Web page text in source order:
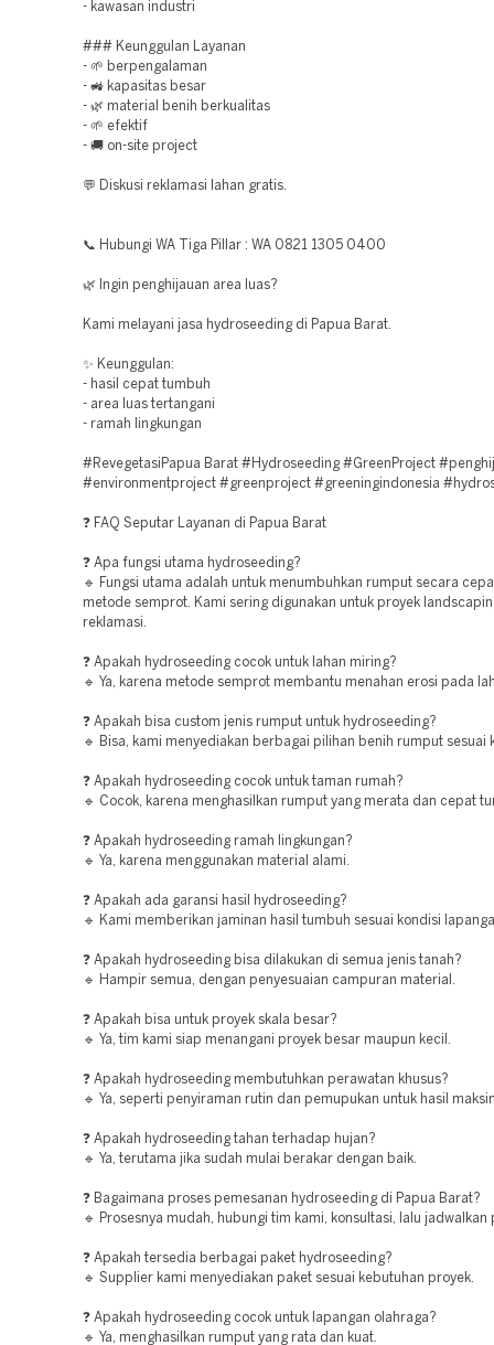
- kawasan industri
### Keunggulan Layanan
- 🌱 berpengalaman
- 🚜 kapasitas besar
- 🌿 material benih berkualitas
- 🌱 efektif
- 🚚 on-site project
💬 Diskusi reklamasi lahan gratis.
📞 Hubungi WA Tiga Pillar : WA 0821 1305 0400
🌿 Ingin penghijauan area luas?
Kami melayani jasa hydroseeding di Papua Barat.
✨ Keunggulan:
- hasil cepat tumbuh
- area luas tertangani
- ramah lingkungan
#RevegetasiPapua Barat #Hydroseeding #GreenProject
#environmentproject #greenproject #greeningindonesia
❓ FAQ Seputar Layanan di Papua Barat
❓ Apa fungsi utama hydroseeding?
🔹 Fungsi utama adalah untuk menumbuhkan rumput secara
metode semprot. Kami sering digunakan untuk proyek
reklamasi.
❓ Apakah hydroseeding cocok untuk lahan miring?
🔹 Ya, karena metode semprot membantu menahan erosi pada
❓ Apakah bisa custom jenis rumput untuk hydroseeding?
🔹 Bisa, kami menyediakan berbagai pilihan benih rumput sesuai
❓ Apakah hydroseeding cocok untuk taman rumah?
🔹 Cocok, karena menghasilkan rumput yang merata dan cepat
❓ Apakah hydroseeding ramah lingkungan?
🔹 Ya, karena menggunakan material alami.
❓ Apakah ada garansi hasil hydroseeding?
🔹 Kami memberikan jaminan hasil tumbuh sesuai kondisi
❓ Apakah hydroseeding bisa dilakukan di semua jenis tanah?
🔹 Hampir semua, dengan penyesuaian campuran material.
❓ Apakah bisa untuk proyek skala besar?
🔹 Ya, tim kami siap menangani proyek besar maupun kecil.
❓ Apakah hydroseeding membutuhkan perawatan khusus?
🔹 Ya, seperti penyiraman rutin dan pemupukan untuk hasil
❓ Apakah hydroseeding tahan terhadap hujan?
🔹 Ya, terutama jika sudah mulai berakar dengan baik.
❓ Bagaimana proses pemesanan hydroseeding di Papua Barat?
🔹 Prosesnya mudah, hubungi tim kami, konsultasi, lalu jadwalkan
❓ Apakah tersedia berbagai paket hydroseeding?
🔹 Supplier kami menyediakan paket sesuai kebutuhan proyek.
❓ Apakah hydroseeding cocok untuk lapangan olahraga?
🔹 Ya, menghasilkan rumput yang rata dan kuat.